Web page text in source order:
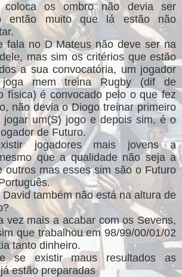
coloca os ombro não devia ser
então muito que lá estão não
fala no D Mateus não deve ser na
mas sim os critérios que estão
a sua convocatória, um jogador
mem treina Rugby (dif de
física) é convocado pelo o que fez
não devia o Diogo treinar primeiro
jogar um(S) jogo e depois sim, é o
de Futuro.
jogadores mais jovens a
que a qualidade não seja a
outros mas esses sim são o Futuro
também não está na altura de
vez mais a acabar com os Sevens,
que trabalhou em 98/99/00/01/02
tanto dinheiro.
se existir maus resultados as
estão preparadas